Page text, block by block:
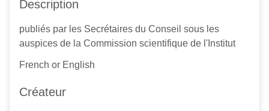
Description
publiés par les Secrétaires du Conseil sous les
auspices de la Commission scientifique de l'Institut
French or English
Créateur